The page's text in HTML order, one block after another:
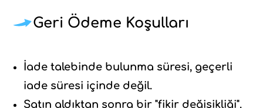
Geri Ödeme Koşulları
İade talebinde bulunma süresi, geçerli
iade süresi içinde değil.
Satın aldıktan sonra bir "fikir değişikliği".